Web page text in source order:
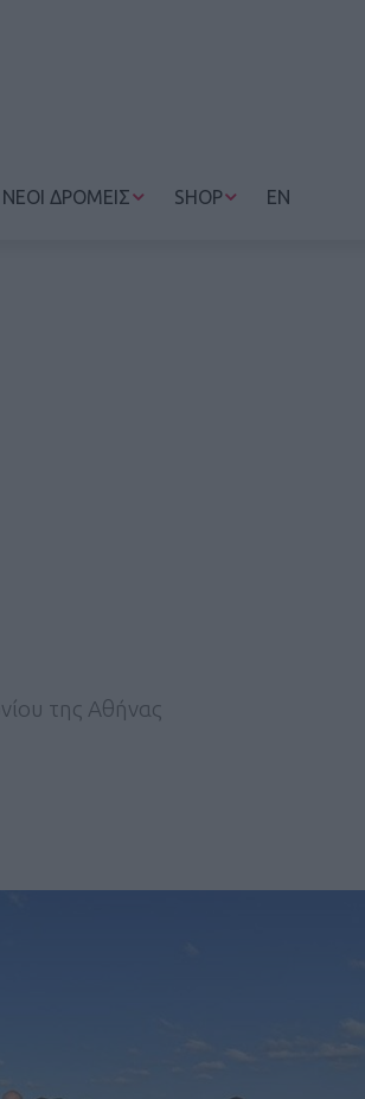
ΝΕΟΙ ΔΡΟΜΕΙΣ SHOP EN
της Αθήνας